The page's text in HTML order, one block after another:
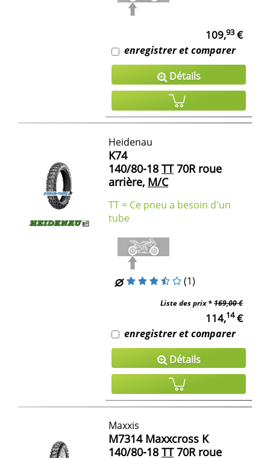
109,93€
enregistrer et comparer
Détails
Heidenau
K74
140/80-18 TT70R roue
arrière, M/C
TT = Ce pneu a besoin d'un
tube
(1)
Liste des prix *169,00 €
114,14€
enregistrer et comparer
Détails
Maxxis
M7314 Maxxcross K
140/80-18 TT70R roue